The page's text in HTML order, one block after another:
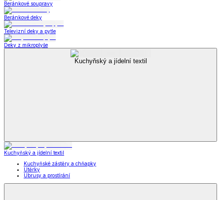
Beránkové soupravy
Beránkové deky
Televizní deky a pytle
Deky z mikroplyše
Kuchyňský a jídelní textil
Kuchyňský a jídelní textil
Kuchyňské zástěry a chňapky
Utěrky
Ubrusy a prostírání